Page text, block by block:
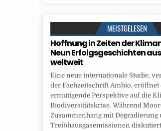
MEISTGELESEN
Hoffnung in Zeiten der
Neun Erfolgsgeschichten
weltweit
Eine neue internationale Studie,
der Fachzeitschrift Ambio, eröffnet
ermutigende Perspektive auf die
Biodiversitätskrise. Während
Zusammenhang mit Degradierung
Treibhausgasemissionen